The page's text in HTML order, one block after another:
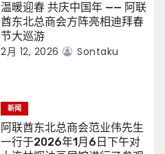
温暖迎春 共庆中国年 —— 阿联
酋东北总商会方阵亮相迪拜春
节大巡游
2月 12, 2026 Sontaku
新闻
阿联酋东北总商会范业伟先生
一行于2026年1月6日下午对